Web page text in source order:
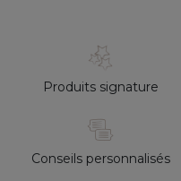
Produits signature
Conseils personnalisés